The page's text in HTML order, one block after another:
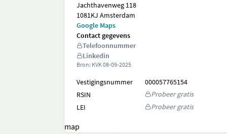
Jachthavenweg 118
1081KJ Amsterdam
Google Maps
Contact gegevens
Telefoonnummer
Linkedin
Bron: KVK08-09-2025
Vestigingsnummer
000057765154
RSIN
Probeer gratis
LEI
Probeer gratis
map